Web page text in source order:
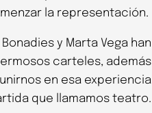
la representación.
y Marta Vega han
carteles, además
en esa experiencia
que llamamos teatro.